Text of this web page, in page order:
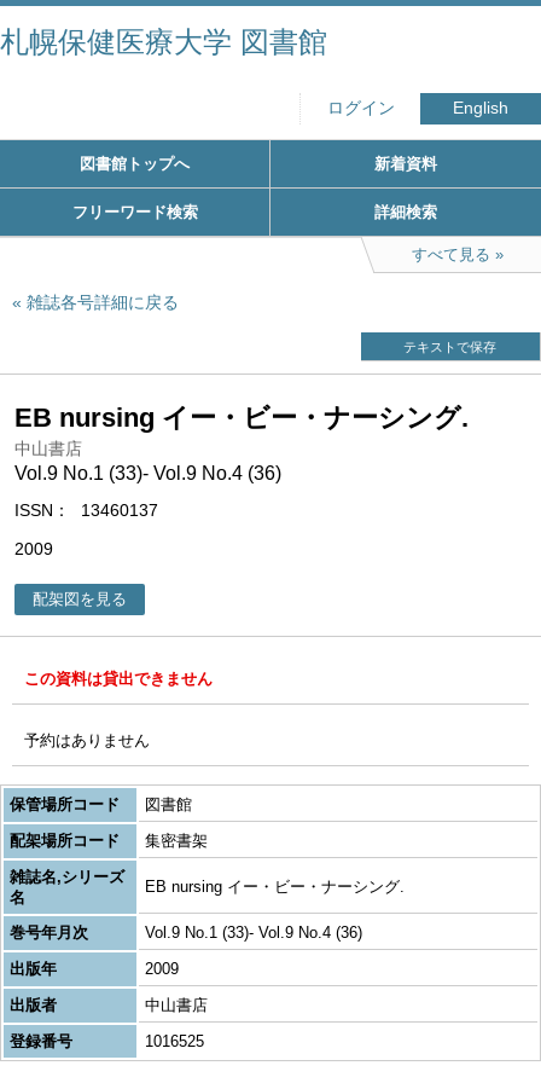
札幌保健医療大学 図書館
ログイン English
図書館トップへ 新着資料
フリーワード検索 詳細検索
すべて見る
雑誌各号詳細に戻る
テキストで保存
EB nursing イー・ビー・ナーシング.
中山書店
Vol.9 No.1 (33)- Vol.9 No.4 (36)
ISSN
13460137
2009
配架図を見る
この資料は貸出できません
予約はありません
保管場所コード
図書館
配架場所コード
集密書架
雑誌名,シリーズ
名
EB nursing イー・ビー・ナーシング.
巻号年月次
Vol.9 No.1 (33)- Vol.9 No.4 (36)
出版年
2009
出版者
中山書店
登録番号
1016525